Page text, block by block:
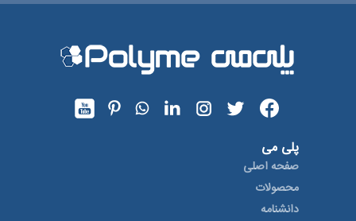
پلی می
صفحه اصلی
محصولات
دانشنامه